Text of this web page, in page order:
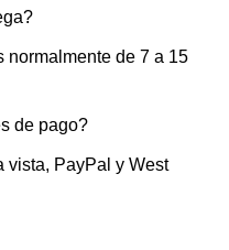
normalmente de 7 a 15
de pago?
vista, PayPal y West